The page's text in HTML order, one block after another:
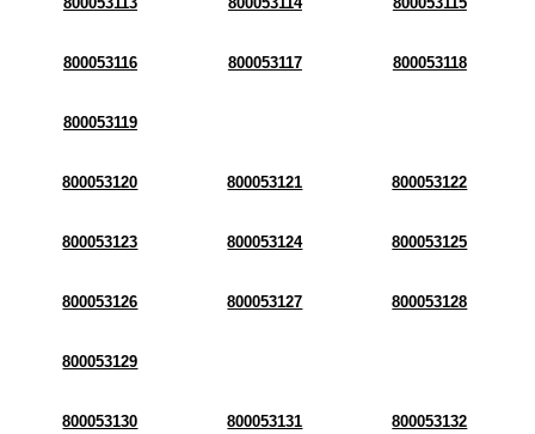
800053116 800053117 800053118
800053119
800053120 800053121 800053122
800053123 800053124 800053125
800053126 800053127 800053128
800053129
800053130 800053131 800053132